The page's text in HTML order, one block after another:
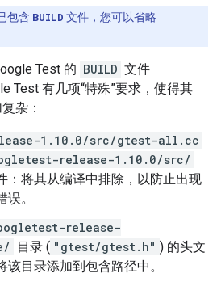
包含 BUILD 文件，您可以省略
Test 的 BUILD 文件
Test 有几项“特殊”要求，使得其
杂：
1.10.0/src/gtest-all.cc
release-1.10.0/src/
：将其从编译中排除，以防止出现
。
release-
目录 ( "gtest/gtest.h" ) 的头文
该目录添加到包含路径中。